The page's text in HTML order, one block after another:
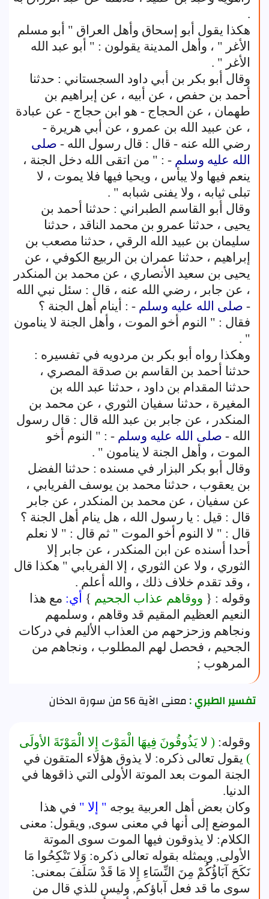
.
هكذا يقول أبو إسحاق وأهل العراق " أبو مسلم
الأغر " ، وأهل المدينة يقولون : " أبو عبد الله
الأغر " .
وقال أبو بكر بن أبي داود السجستاني : حدثنا
أحمد بن حفص ، عن أبيه ، عن إبراهيم بن
طهمان ، عن الحجاج - هو ابن حجاج - عن عبادة
، عن عبيد الله بن عمرو ، عن أبي هريرة -
رضي الله عنه - قال : قال رسول الله - صلى
الله عليه وسلم - : " من اتقى الله دخل الجنة ،
ينعم فيها ولا يبأس ، ويحيا فيها فلا يموت ، لا
تبلى ثيابه ، ولا يفنى شبابه " .
وقال أبو القاسم الطبراني : حدثنا أحمد بن
يحيى ، حدثنا عمرو بن محمد الناقد ، حدثنا
سليمان بن عبيد الله الرقي ، حدثنا مصعب بن
إبراهيم ، حدثنا عمران بن الربيع الكوفي ، عن
يحيى بن سعيد الأنصاري ، عن محمد بن المنكدر
، عن جابر ، رضي الله عنه ، قال : سئل نبي الله
- صلى الله عليه وسلم - : أينام أهل الجنة ؟
فقال : " النوم أخو الموت ، وأهل الجنة لا ينامون
" .
وهكذا رواه أبو بكر بن مردويه في تفسيره :
حدثنا أحمد بن القاسم بن صدقة المصري ،
حدثنا المقدام بن داود ، حدثنا عبد الله بن
المغيرة ، حدثنا سفيان الثوري ، عن محمد بن
المنكدر ، عن جابر بن عبد الله قال : قال رسول
الله - صلى الله عليه وسلم - : " النوم أخو
الموت ، وأهل الجنة لا ينامون " .
وقال أبو بكر البزار في مسنده : حدثنا الفضل
بن يعقوب ، حدثنا محمد بن يوسف الفريابي ،
عن سفيان ، عن محمد بن المنكدر ، عن جابر
قال : قيل : يا رسول الله ، هل ينام أهل الجنة ؟
قال : " لا النوم أخو الموت " ثم قال : " لا نعلم
أحدا أسنده عن ابن المنكدر ، عن جابر إلا
الثوري ، ولا عن الثوري ، إلا الفريابي " هكذا قال
، وقد تقدم خلاف ذلك ، والله أعلم .
وقوله : { ووقاهم عذاب الجحيم } أي: مع هذا
النعيم العظيم المقيم قد وقاهم ، وسلمهم
ونجاهم وزحزحهم من العذاب الأليم في دركات
الجحيم ، فحصل لهم المطلوب ، ونجاهم من
المرهوب ;
تفسير الطبري :معنى الآية 56 من سورة الدخان
وقوله: ( لا يَذُوقُونَ فِيهَا الْمَوْتَ إِلا الْمَوْتَةَ الأولَى
) يقول تعالى ذكره: لا يذوق هؤلاء المتقون في
الجنة الموت بعد الموتة الأولى التي ذاقوها في
الدنيا.
وكان بعض أهل العربية يوجه " إلا " في هذا
الموضع إلى أنها في معنى سوى, ويقول: معنى
الكلام: لا يذوقون فيها الموت سوى الموتة
الأولى, ويمثله بقوله تعالى ذكره: وَلا تَنْكِحُوا مَا
نَكَحَ آبَاؤُكُمْ مِنَ النِّسَاءِ إِلا مَا قَدْ سَلَفَ بمعنى:
سوى ما قد فعل آباؤكم, وليس للذي قال من